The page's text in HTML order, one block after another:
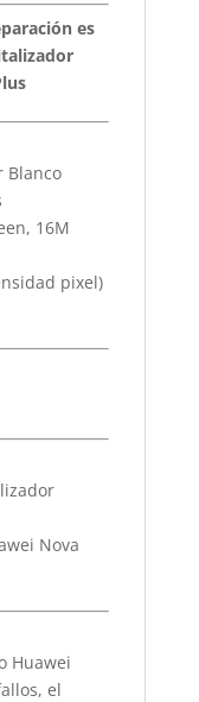
es
Blanco
16M
pixel)
Nova
Huawei
el